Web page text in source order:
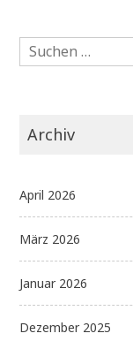
Suchen
nach:
Archiv
April 2026
März 2026
Januar 2026
Dezember 2025